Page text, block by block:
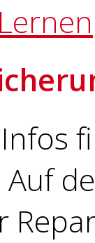
Auf